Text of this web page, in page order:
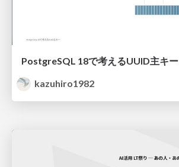
PostgreSQL 18で考えるUUID主キー
kazuhiro1982